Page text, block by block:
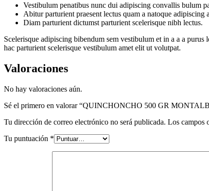
Vestibulum penatibus nunc dui adipiscing convallis bulum
Abitur parturient praesent lectus quam a natoque adipiscing
Diam parturient dictumst parturient scelerisque nibh lectus.
Scelerisque adipiscing bibendum sem vestibulum et in a a a
hac parturient scelerisque vestibulum amet elit ut volutpat.
Valoraciones
No hay valoraciones aún.
Sé el primero en valorar “QUINCHONCHO 500 GR
Tu dirección de correo electrónico no será publicada. Los campos
Tu puntuación *